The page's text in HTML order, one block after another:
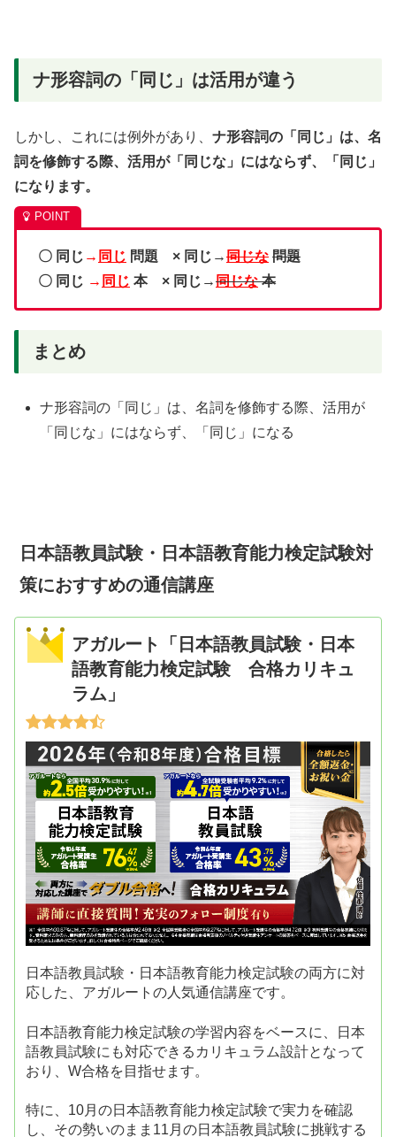
ナ形容詞の「同じ」は活用が違う
しかし、これには例外があり、 ナ形容詞の「同じ」は、名
詞を修飾する際、活用が「同じな」にはならず、「同じ」
になります。
〇 同じ → 同じ 問題 × 同じ→同じな 問題
〇 同じ → 同じ 本 × 同じ→同じな本
まとめ
ナ形容詞の「同じ」は、名詞を修飾する際、活用が
「同じな」にはならず、「同じ」になる
日本語教員試験・日本語教育能力検定試験対
策におすすめの通信講座
アガルート「日本語教員試験・日本
語教育能力検定試験 合格カリキュ
ラム」
日本語教員試験・日本語教育能力検定試験の両方に対
応した、アガルートの人気通信講座です。
日本語教育能力検定試験の学習内容をベースに、日本
語教員試験にも対応できるカリキュラム設計となって
おり、W合格を目指せます。
特に、10月の日本語教育能力検定試験で実力を確認
し、その勢いのまま11月の日本語教員試験に挑戦する